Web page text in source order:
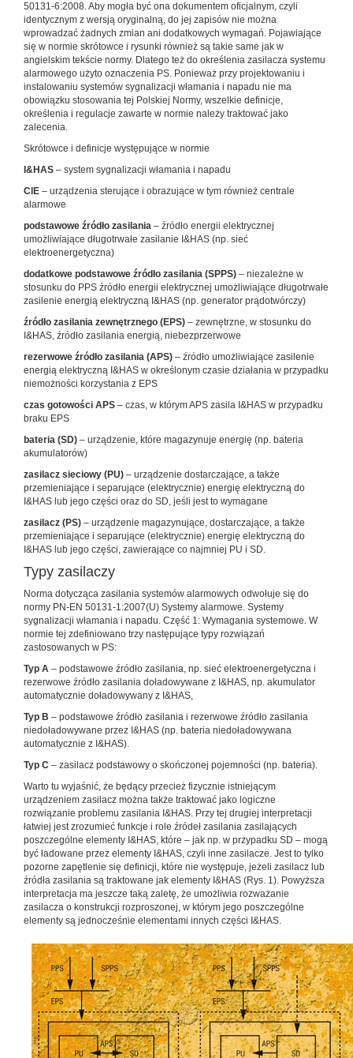
50131-6:2008. Aby mogła być ona dokumentem oficjalnym, czyli
identycznym z wersją oryginalną, do jej zapisów nie można
wprowadzać żadnych zmian ani dodatkowych wymagań. Pojawiające
się w normie skrótowce i rysunki również są takie same jak w
angielskim tekście normy. Dlatego też do określenia zasilacza systemu
alarmowego użyto oznaczenia PS. Ponieważ przy projektowaniu i
instalowaniu systemów sygnalizacji włamania i napadu nie ma
obowiązku stosowania tej Polskiej Normy, wszelkie definicje,
określenia i regulacje zawarte w normie należy traktować jako
zalecenia.
Skrótowce i definicje występujące w normie
I&HAS – system sygnalizacji włamania i napadu
ClE – urządzenia sterujące i obrazujące w tym również centrale
alarmowe
podstawowe źródło zasilania – źródło energii elektrycznej
umożliwiające długotrwałe zasilanie I&HAS (np. sieć
elektroenergetyczna)
dodatkowe podstawowe źródło zasilania (SPPS) – niezależne w
stosunku do PPS źródło energii elektrycznej umożliwiające długotrwałe
zasilenie energią elektryczną I&HAS (np. generator prądotwórczy)
źródło zasilania zewnętrznego (EPS) – zewnętrzne, w stosunku do
I&HAS, źródło zasilania energią, niebezprzerwowe
rezerwowe źródło zasilania (APS) – źródło umożliwiające zasilenie
energią elektryczną I&HAS w określonym czasie działania w przypadku
niemożności korzystania z EPS
czas gotowości APS – czas, w którym APS zasila I&HAS w przypadku
braku EPS
bateria (SD) – urządzenie, które magazynuje energię (np. bateria
akumulatorów)
zasilacz sieciowy (PU) – urządzenie dostarczające, a także
przemieniające i separujące (elektrycznie) energię elektryczną do
I&HAS lub jego części oraz do SD, jeśli jest to wymagane
zasilacz (PS) – urządzenie magazynujące, dostarczające, a także
przemieniające i separujące (elektrycznie) energię elektryczną do
I&HAS lub jego części, zawierające co najmniej PU i SD.
Typy zasilaczy
Norma dotycząca zasilania systemów alarmowych odwołuje się do
normy PN-EN 50131-1:2007(U) Systemy alarmowe. Systemy
sygnalizacji włamania i napadu. Część 1: Wymagania systemowe. W
normie tej zdefiniowano trzy następujące typy rozwiązań
zastosowanych w PS:
Typ A – podstawowe źródło zasilania, np. sieć elektroenergetyczna i
rezerwowe źródło zasilania doładowywane z I&HAS, np. akumulator
automatycznie doładowywany z I&HAS,
Typ B – podstawowe źródło zasilania i rezerwowe źródło zasilania
niedoładowywane przez I&HAS (np. bateria niedoładowywana
automatycznie z I&HAS).
Typ C – zasilacz podstawowy o skończonej pojemności (np. bateria).
Warto tu wyjaśnić, że będący przecież fizycznie istniejącym
urządzeniem zasilacz można także traktować jako logiczne
rozwiązanie problemu zasilania I&HAS. Przy tej drugiej interpretacji
łatwiej jest zrozumieć funkcje i role źródeł zasilania zasilających
poszczególne elementy I&HAS, które – jak np. w przypadku SD – mogą
być ładowane przez elementy I&HAS, czyli inne zasilacze. Jest to tylko
pozorne zapętlenie się definicji, które nie występuje, jeżeli zasilacz lub
źródła zasilania są traktowane jak elementy I&HAS (Rys. 1). Powyższa
interpretacja ma jeszcze taką zaletę, że umożliwia rozważanie
zasilacza o konstrukcji rozproszonej, w którym jego poszczególne
elementy są jednocześnie elementami innych części I&HAS.